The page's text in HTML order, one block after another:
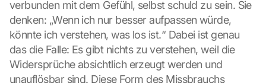
verbunden mit dem Gefühl, selbst schuld zu sein. Sie
denken: „Wenn ich nur besser aufpassen würde,
könnte ich verstehen, was los ist.“ Dabei ist genau
das die Falle: Es gibt nichts zu verstehen, weil die
Widersprüche absichtlich erzeugt werden und
unauflösbar sind. Diese Form des Missbrauchs